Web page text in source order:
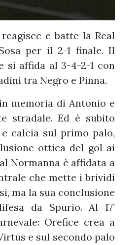
e batte la Real
per il 2-1 finale. Il
si affida al 3-4-2-1 con
tra Negro e Pinna.
memoria di Antonio e
stradale. Ed è subito
calcia sul primo palo,
ottica del gol ai
Normanna è affidata a
che mette i brividi
ma la sua conclusione
da Spurio. Al 17’
Orefice crea a
e sul secondo palo